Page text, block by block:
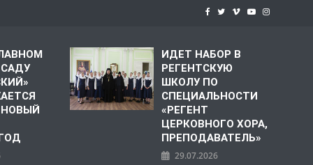
НОВЫЙ
ИДЕТ НАБОР В
РЕГЕНТСКУЮ
ШКОЛУ ПО
СПЕЦИАЛЬНОСТИ
«РЕГЕНТ
ЦЕРКОВНОГО ХОРА,
ПРЕПОДАВАТЕЛЬ»
29.07.2026